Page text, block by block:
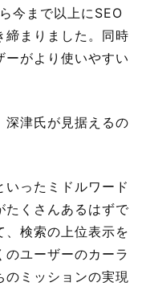
今まで以上にSEO
締まりました。同時
ーがより使いやすい
深津氏が見据えるの
いったミドルワード
たくさんあるはずで
、検索の上位表示を
のユーザーのカーラ
のミッションの実現